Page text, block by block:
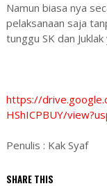
Namun biasa nya
pelaksanaan saja
tunggu SK dan
https://
HShICPBUY/
Penulis : Kak Syaf
SHARE THIS